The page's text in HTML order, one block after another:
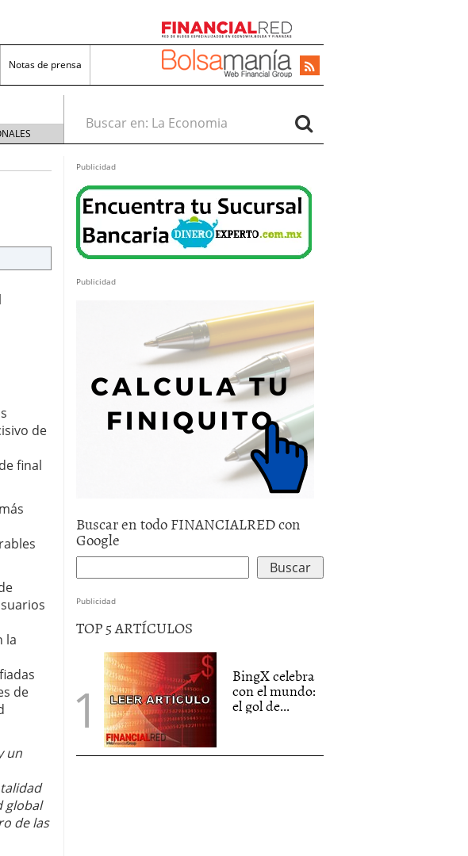
Notas de prensa
Buscar en:
de
final
la
de
un
global
de las
Publicidad
Publicidad
Buscar en todo FINANCIALRED con
Google
Publicidad
TOP 5 ARTÍCULOS
BingX celebra
con el mundo:
el gol de...